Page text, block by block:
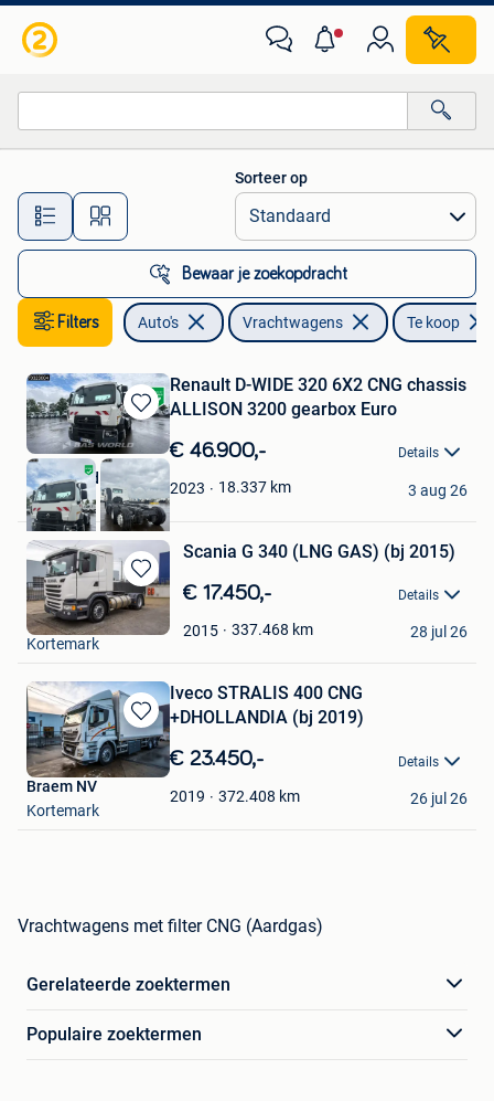
Alle afstanden…
Sorteer op
Bewaar je zoekopdracht
Filters Auto's Vrachtwagens Te koop
Bewaren
in
Mijn
Favorieten
Renault D-WIDE 320 6X2 CNG chassis
ALLISON 3200 gearbox Euro
€ 46.900,- Details
2023 18.337 km
BAS World External
Veghel
3 aug 26
Bewaren
in
Scania G 340 (LNG GAS) (bj 2015)
€ 17.450,- Details
2015 337.468 km
Braem NV
Kortemark
28 jul 26
Bewaren
in
Mijn
Favorieten
Iveco STRALIS 400 CNG
+DHOLLANDIA (bj 2019)
€ 23.450,- Details
2019 372.408 km
Braem NV
Kortemark
26 jul 26
Vrachtwagens met filter CNG (Aardgas)
Gerelateerde zoektermen
Populaire zoektermen